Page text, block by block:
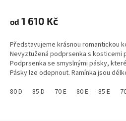
od 1 610 Kč
Představujeme krásnou romantickou
Nevyztužená podprsenka s kosticemi
Podprsenka se smyslnými pásky,
Pásky lze odepnout. Ramínka jsou
80 D
85 D 70 E 80 E 85 E